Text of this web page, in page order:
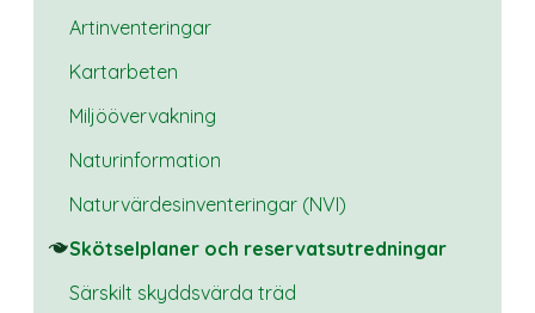
Artinventeringar
Kartarbeten
Miljöövervakning
Naturinformation
Naturvärdesinventeringar (NVI)
Skötselplaner och reservatsutredningar
Särskilt skyddsvärda träd